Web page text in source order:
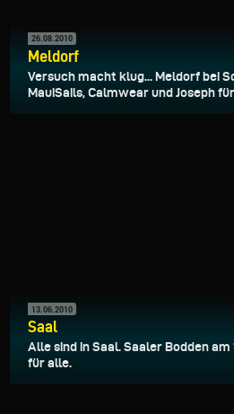
26.08.2010
Meldorf
Versuch macht klug... Meldorf bei
MauiSails, Calmwear und Joseph
13.06.2010
Saal
Alle sind in Saal. Saaler Bodden am
für alle.